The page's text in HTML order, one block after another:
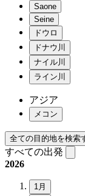
Saone
Seine
ドウロ
ドナウ川
ナイル川
ライン川
アジア
メコン
全ての目的地を検索
すべての出発
2026
1月